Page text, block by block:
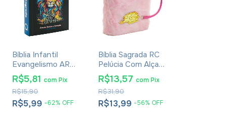
Bíblia Infantil
Evangelismo ARC
- Capa Lion Kids
R$5,99 -62% OFF
R$15,90
R$5,81 comPix
Bíblia Sagrada RC
Pelúcia Com Alça
Rosa
R$13,99 -56% OFF
R$31,90
R$13,57 comPix